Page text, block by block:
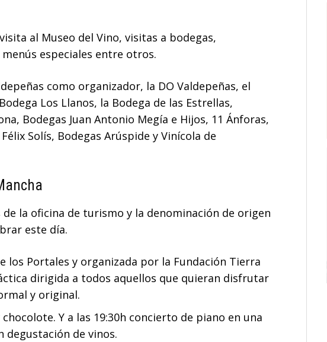
al Museo del Vino, visitas a bodegas,
especiales entre otros.
como organizador, la DO Valdepeñas, el
Los Llanos, la Bodega de las Estrellas,
Bodegas Juan Antonio Megía e Hijos, 11 Ánforas,
Solís, Bodegas Arúspide y Vinícola de
la oficina de turismo y la denominación de origen
este día.
los Portales y organizada por la Fundación Tierra
dirigida a todos aquellos que quieran disfrutar
y original.
Y a las 19:30h concierto de piano en una
degustación de vinos.